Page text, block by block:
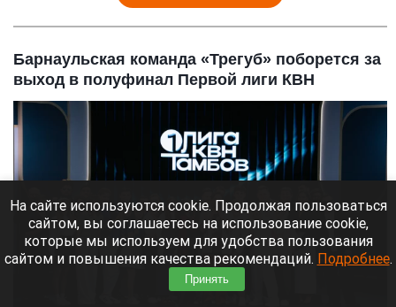
Барнаульская команда «Трегуб» поборется за
выход в полуфинал Первой лиги КВН
На сайте используются cookie. Продолжая пользоваться
сайтом, вы соглашаетесь на использование cookie,
которые мы используем для удобства пользования
сайтом и повышения качества рекомендаций. Подробнее.
Принять